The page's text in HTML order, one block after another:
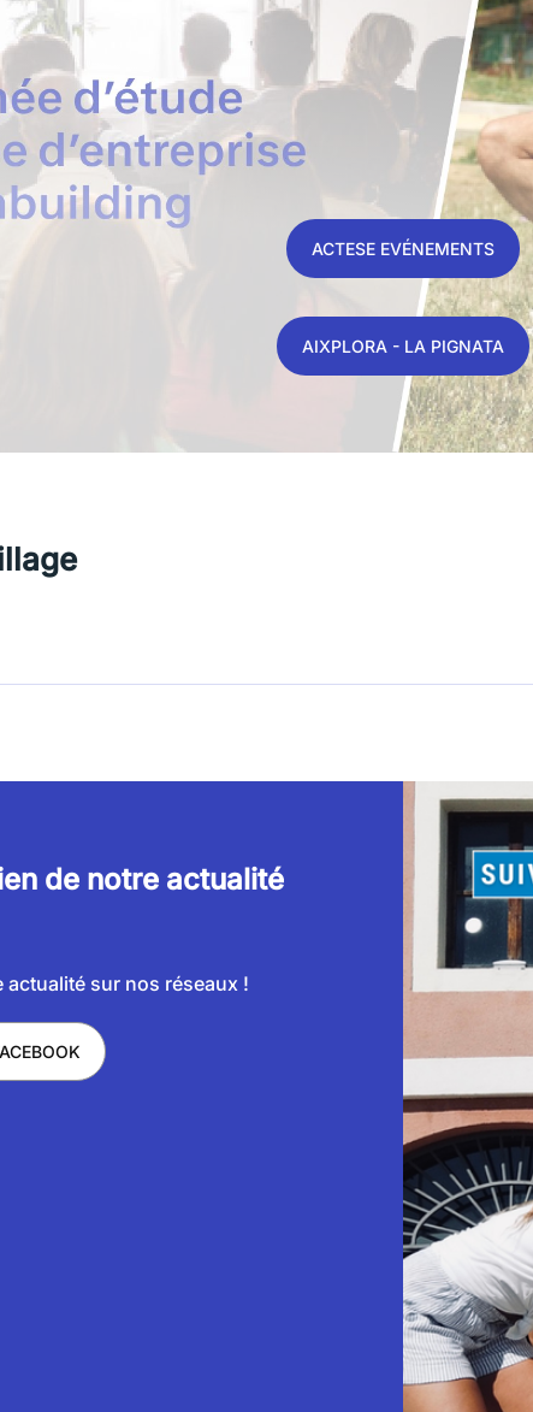
ACTESE EVÉNEMENTS
AIXPLORA - LA PIGNATA
de notre actualité
actualité sur nos réseaux !